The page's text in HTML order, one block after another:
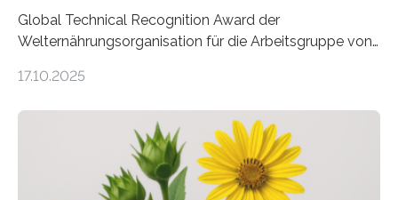
Global Technical Recognition Award der
Welternährungsorganisation für die Arbeitsgruppe von
Insektenbiotechnologie der JLU Insekten spielen eine
aber Krankheiten übertragen und der Landwirtschaft
und dem Gartenbau erhebliche Schäden zufügen. Es ist
daher entscheidend, Schadinsekten effektiv zu
bekämpfen, während gleichzeitig nützliche Insekten
17.10.2025